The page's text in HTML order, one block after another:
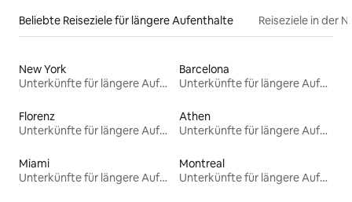
Beliebte Reiseziele für längere Aufenthalte Reiseziele in der
New York
Unterkünfte für längere Aufenthalte
Barcelona
Unterkünfte für längere Aufenthalte
Florenz
Unterkünfte für längere Aufenthalte
Athen
Unterkünfte für längere Aufenthalte
Miami
Unterkünfte für längere Aufenthalte
Montreal
Unterkünfte für längere Aufenthalte